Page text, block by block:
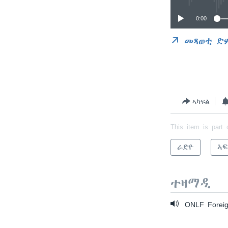
0:00
መጻወቲ
ኣካፍል
This item is part
ራድዮ
ተዛማዲ
ONLF